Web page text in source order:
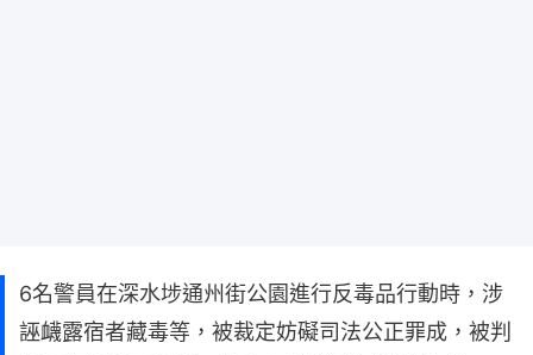
6名警員在深水埗通州街公園進行反毒品行動時，涉
誣衊露宿者藏毒等，被裁定妨礙司法公正罪成，被判